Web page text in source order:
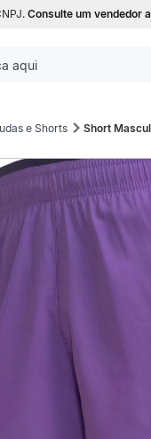
Consulte um vendedor
e Shorts Short